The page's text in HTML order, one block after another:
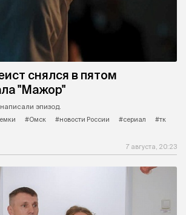
снялся в пятом
"Мажор"
эпизод.
#Омск #новости России #сериал #тк
7 августа, 20:23